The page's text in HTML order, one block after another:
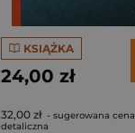
KSIĄŻKA
24,00 zł
32,00 zł - sugerowana cena
detaliczna